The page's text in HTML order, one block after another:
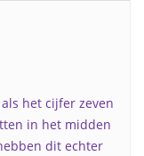
het cijfer zeven
in het midden
dit echter